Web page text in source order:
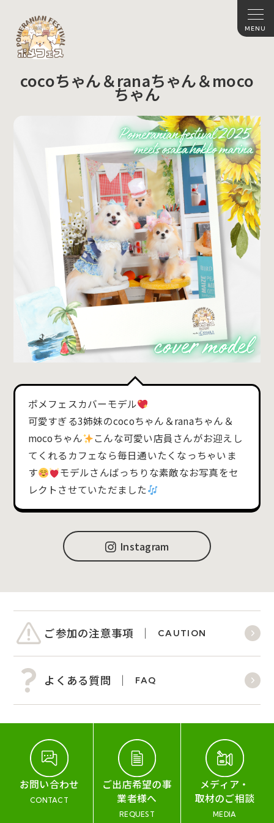
cocoちゃん＆ranaちゃん＆moco
ちゃん
ポメフェスカバーモデル
可愛すぎる3姉妹のcocoちゃん＆ranaちゃん＆
mocoちゃん
こんな可愛い店員さんがお迎えし
てくれるカフェなら毎日通いたくなっちゃいま
す
モデルさんばっちりな素敵なお写真をセ
レクトさせていただました
Instagram
ご参加の注意事項 CAUTION
よくある質問 FAQ
お問い合わせ
CONTACT
ご出店希望の事
業者様へ
REQUEST
メディア・
取材のご相談
MEDIA